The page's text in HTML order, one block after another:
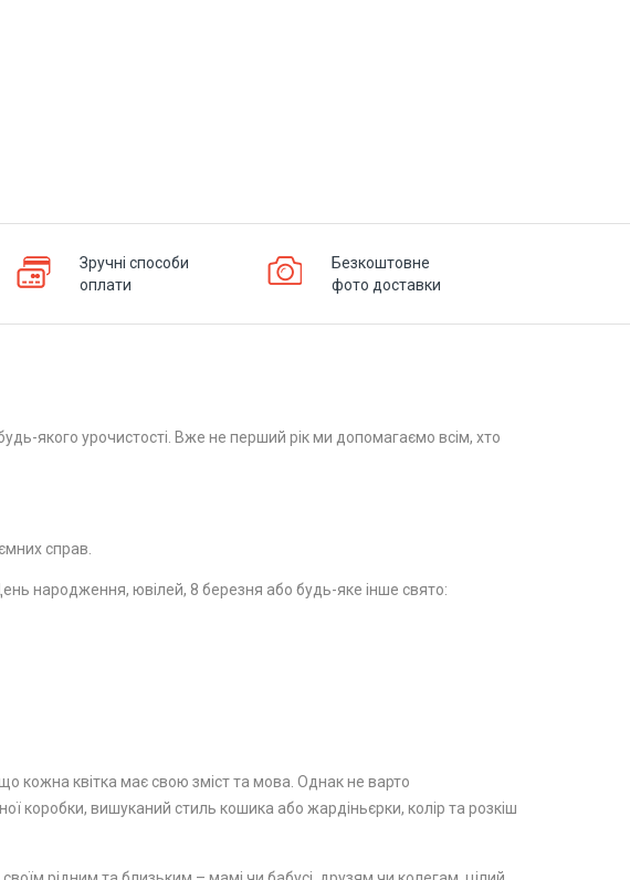
Зручні способи
оплати
Безкоштовне
фото доставки
якого урочистості. Вже не перший рік ми допомагаємо всім, хто
справ.
народження, ювілей, 8 березня або будь-яке інше свято:
кожна квітка має свою зміст та мова. Однак не варто
коробки, вишуканий стиль кошика або жардіньєрки, колір та розкіш